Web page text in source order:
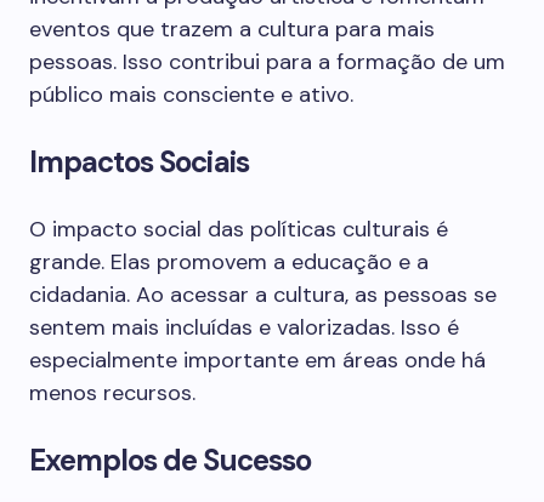
eventos que trazem a cultura para mais
pessoas. Isso contribui para a formação de um
público mais consciente e ativo.
Impactos Sociais
O impacto social das políticas culturais é
grande. Elas promovem a educação e a
cidadania. Ao acessar a cultura, as pessoas se
sentem mais incluídas e valorizadas. Isso é
especialmente importante em áreas onde há
menos recursos.
Exemplos de Sucesso